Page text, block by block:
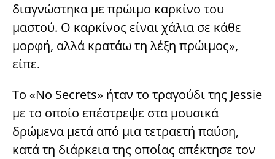
διαγνώστηκα με πρώιμο καρκίνο του
μαστού. Ο καρκίνος είναι χάλια σε κάθε
μορφή, αλλά κρατάω τη λέξη πρώιμος»,
είπε.
Το «No Secrets» ήταν το τραγούδι της Jessie
με το οποίο επέστρεψε στα μουσικά
δρώμενα μετά από μια τετραετή παύση,
κατά τη διάρκεια της οποίας απέκτησε τον